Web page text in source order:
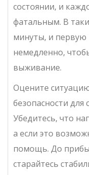
состоянии, и
фатальным. В
минуты, и
немедленно,
выживание.
Оцените
безопасности для
Убедитесь, что
а если это
помощь. До
старайтесь